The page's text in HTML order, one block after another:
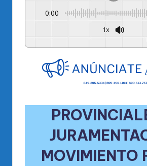
0:00
1x
MOVIMIENTO